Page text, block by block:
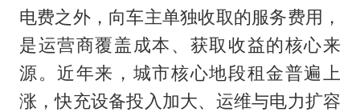
电费之外，向车主单独收取的服务费用，
是运营商覆盖成本、获取收益的核心来
源。近年来，城市核心地段租金普遍上
涨，快充设备投入加大、运维与电力扩容